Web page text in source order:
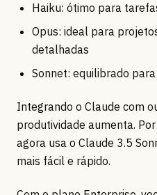
Haiku: ótimo para
Opus: ideal para
detalhadas
Sonnet: equilibrado
Integrando o Claude com
produtividade aumenta.
agora usa o Claude 3.5
mais fácil e rápido.